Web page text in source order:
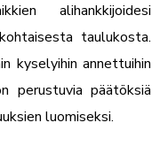
alihankkijoidesi
taulukosta.
kyselyihin annettuihin
perustuvia päätöksiä
luomiseksi.